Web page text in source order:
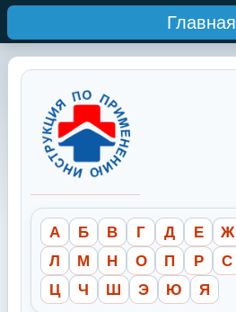
Главная
А Б В Г Д Е Ж
Л
М Н О П Р С
Ц
Ч Ш Э Ю Я